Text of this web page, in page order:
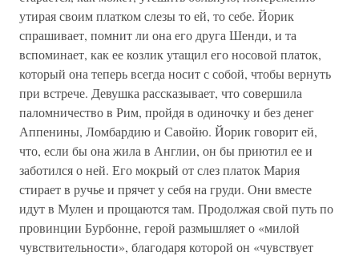
утирая своим платком слезы то ей, то себе. Йорик
спрашивает, помнит ли она его друга Шенди, и та
вспоминает, как ее козлик утащил его носовой платок,
который она теперь всегда носит с собой, чтобы вернуть
при встрече. Девушка рассказывает, что совершила
паломничество в Рим, пройдя в одиночку и без денег
Аппенины, Ломбардию и Савойю. Йорик говорит ей,
что, если бы она жила в Англии, он бы приютил ее и
заботился о ней. Его мокрый от слез платок Мария
стирает в ручье и прячет у себя на груди. Они вместе
идут в Мулен и прощаются там. Продолжая свой путь по
провинции Бурбонне, герой размышляет о «милой
чувствительности», благодаря которой он «чувствует